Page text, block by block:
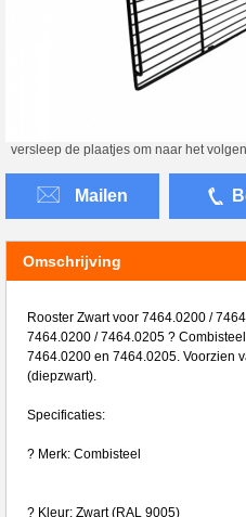
versleep de plaatjes om naar het
Mailen
Omschrijving
Rooster Zwart voor 7464.0200 /
7464.0200 / 7464.0205 ?
7464.0200 en 7464.0205. Voorzien
(diepzwart).
Specificaties:
? Merk: Combisteel
? Kleur: Zwart (RAL 9005)